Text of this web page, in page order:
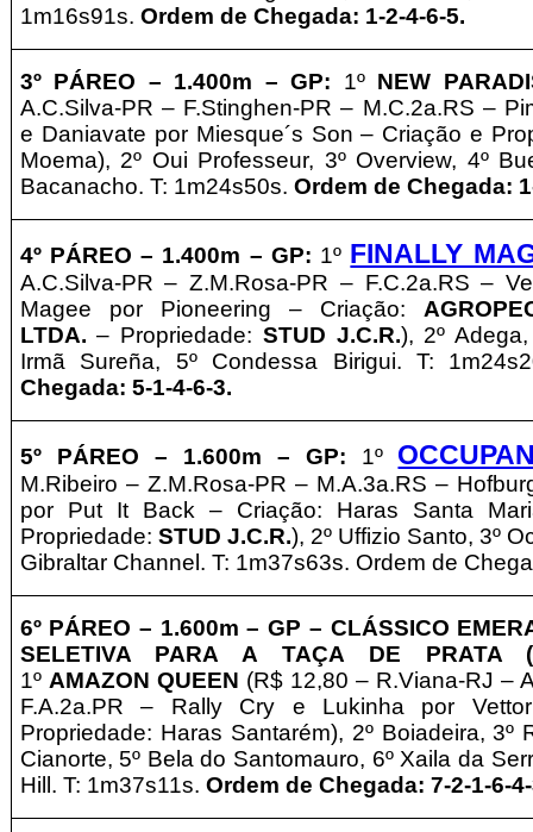
1m16s91s. Ordem de Chegada: 1-2-4-6-5.
3º PÁREO – 1.400m – GP: 1ºNEW
A.C.Silva-PR – F.Stinghen-PR – M.C.2a.RS –
e Daniavate por Miesque´s Son – Criação e
Moema), 2º Oui Professeur, 3º Overview, 4º
Bacanacho. T: 1m24s50s. Ordem de Chegada:
4º PÁREO – 1.400m – GP: 1º FINALLY
A.C.Silva-PR – Z.M.Rosa-PR – F.C.2a.RS –
Magee por Pioneering – Criação:
LTDA. – Propriedade: STUD J.C.R.), 2º
Irmã Sureña, 5º Condessa Birigui. T:
Chegada: 5-1-4-6-3.
5º PÁREO – 1.600m – GP: 1º
M.Ribeiro – Z.M.Rosa-PR – M.A.3a.RS –
por Put It Back – Criação: Haras Santa
Propriedade: STUD J.C.R.), 2º Uffizio Santo, 3º
Gibraltar Channel. T: 1m37s63s. Ordem de
6º PÁREO – 1.600m – GP – CLÁSSICO
SELETIVA PARA A TAÇA DE PRATA
1ºAMAZON QUEEN (R$ 12,80 – R.Viana-RJ –
F.A.2a.PR – Rally Cry e Lukinha por
Propriedade: Haras Santarém), 2º Boiadeira, 3º
Cianorte, 5º Bela do Santomauro, 6º Xaila da
Hill. T: 1m37s11s. Ordem de Chegada: 7-2-1-6-